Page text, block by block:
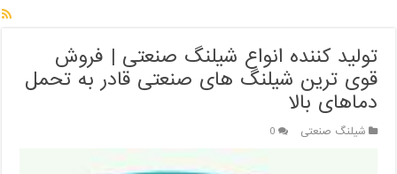
تولید کننده انواع شیلنگ صنعتی | فروش
قوی ترین شیلنگ های صنعتی قادر به تحمل
دماهای بالا
شیلنگ صنعتی 0